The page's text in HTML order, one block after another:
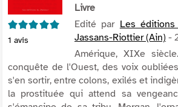
5/5
1 avis
Livre
Edité par Les
Jassans-Riottier (Ain) -
Amérique, XIXe
conquête de l'Ouest, des voix
s'en sortir, entre colons, exilés et
la prostituée qui attend sa